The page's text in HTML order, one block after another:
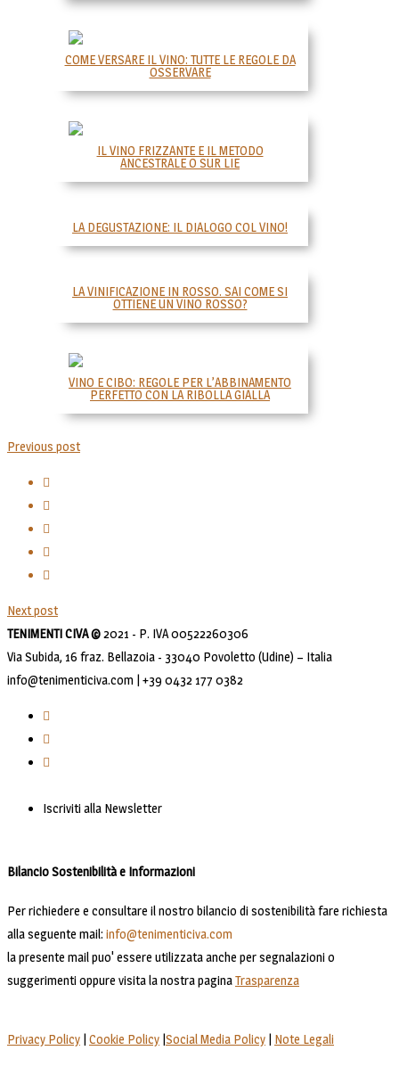
COME VERSARE IL VINO: TUTTE LE REGOLE DA
OSSERVARE
IL VINO FRIZZANTE E IL METODO
ANCESTRALE O SUR LIE
LA DEGUSTAZIONE: IL DIALOGO COL VINO!
LA VINIFICAZIONE IN ROSSO. SAI COME SI
OTTIENE UN VINO ROSSO?
VINO E CIBO: REGOLE PER L’ABBINAMENTO
PERFETTO CON LA RIBOLLA GIALLA
Previous post
Next post
TENIMENTI CIVA ©2021 - P. IVA 00522260306
Via Subida, 16 fraz. Bellazoia - 33040 Povoletto (Udine) – Italia
info@tenimenticiva.com | +39 0432 177 0382
Iscriviti alla Newsletter
Bilancio Sostenibilità e Informazioni
Per richiedere e consultare il nostro bilancio di sostenibilità fare richiesta
alla seguente mail: info@tenimenticiva.com
la presente mail puo' essere utilizzata anche per segnalazioni o
suggerimenti oppure visita la nostra paginaTrasparenza
Privacy Policy | Cookie Policy |Social Media Policy | Note Legali